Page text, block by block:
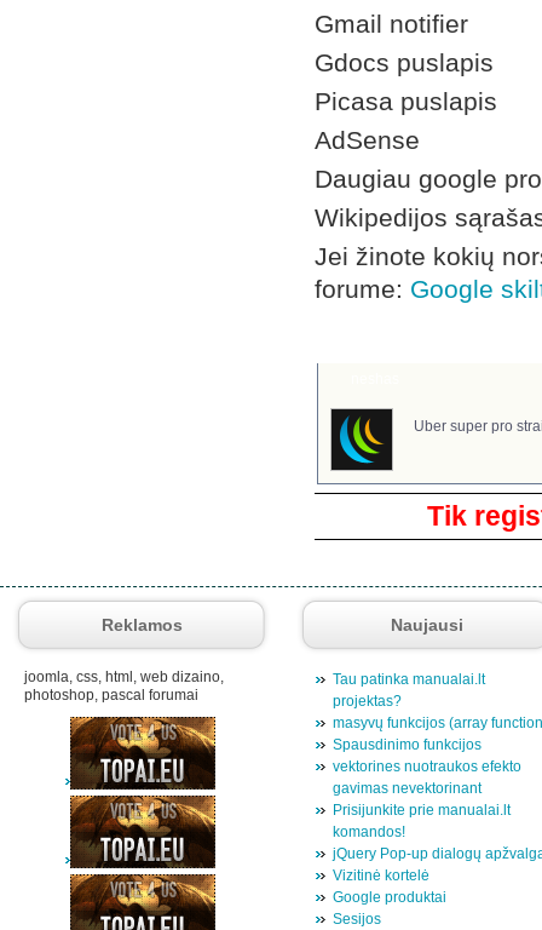
Gmail notifier
Gdocs puslapis
Picasa puslapis
AdSense
Daugiau google
Wikipedijos
Jei žinote kokių
forume: Google
Uber super pro
Tik
Reklamos
joomla, css, html, web dizaino,
photoshop, pascal forumai
Naujausi
Tau patinka manualai.lt
projektas?
masyvų funkcijos (array
Spausdinimo funkcijos
vektorines nuotraukos efekto
gavimas nevektorinant
Prisijunkite prie manualai.lt
komandos!
jQuery Pop-up dialogų
Vizitinė kortelė
Google produktai
Sesijos